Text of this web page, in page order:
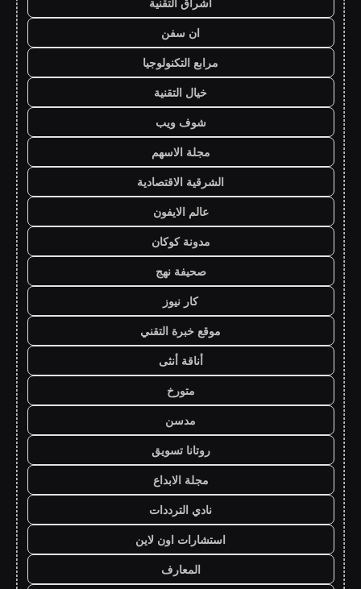
ان سفن
مرابع التكنولوجيا
خيال التقنية
شوف ويب
مجلة الاسهم
الشرقية الاقتصادية
عالم الايفون
مدونة كوكان
صحيفة نهج
كار نيوز
موقع خبرة التقني
أناقة أنثى
متورخ
مدسن
روتانا تسويق
مجلة الابداع
نادي الترددات
استشارات اون لاين
المعارف